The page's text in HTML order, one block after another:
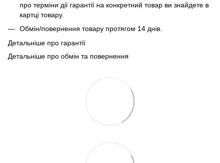
про терміни дії гарантії на конкретний товар ви знайдете в
картці товару.
Обмін/повернення товару протягом 14 днів.
Детальніше про гарантії
Детальніше про обмін та повернення